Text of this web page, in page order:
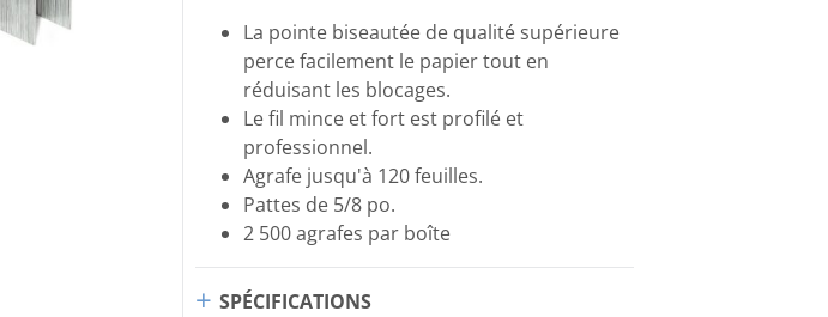
La pointe biseautée de qualité supérieure
perce facilement le papier tout en
réduisant les blocages.
Le fil mince et fort est profilé et
professionnel.
Agrafe jusqu'à 120 feuilles.
Pattes de 5/8 po.
2 500 agrafes par boîte
SPÉCIFICATIONS